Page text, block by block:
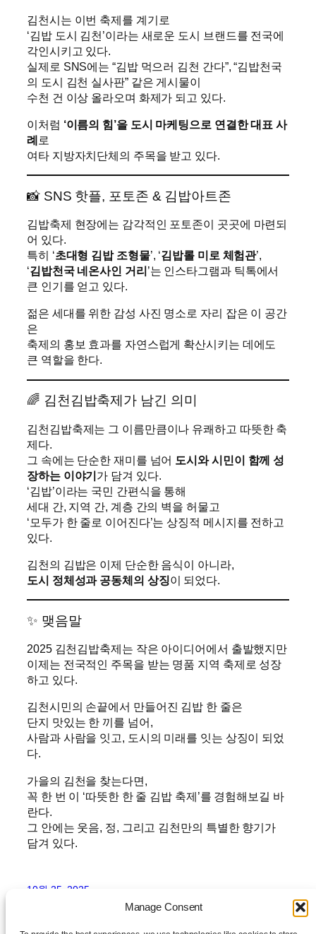
Manage Consent
김천시는 이번 축제를 계기로
‘김밥 도시 김천’이라는 새로운 도시 브랜드를 전국에
각인시키고 있다.
실제로 SNS에는 “김밥 먹으러 김천 간다”, “김밥천국
의 도시 김천 실사판” 같은 게시물이
수천 건 이상 올라오며 화제가 되고 있다.
이처럼 ‘이름의 힘’을 도시 마케팅으로 연결한 대표 사
례 로
여타 지방자치단체의 주목을 받고 있다.
📸 SNS 핫플, 포토존 & 김밥아트존
김밥축제 현장에는 감각적인 포토존이 곳곳에 마련되
어 있다.
특히 ‘초대형 김밥 조형물’, ‘김밥롤 미로 체험관’,
‘김밥천국 네온사인 거리’는 인스타그램과 틱톡에서
큰 인기를 얻고 있다.
젊은 세대를 위한 감성 사진 명소로 자리 잡은 이 공간
은
축제의 홍보 효과를 자연스럽게 확산시키는 데에도
큰 역할을 한다.
🌈 김천김밥축제가 남긴 의미
김천김밥축제는 그 이름만큼이나 유쾌하고 따뜻한 축
제다.
그 속에는 단순한 재미를 넘어 도시와 시민이 함께 성
장하는 이야기가 담겨 있다.
‘김밥’이라는 국민 간편식을 통해
세대 간, 지역 간, 계층 간의 벽을 허물고
‘모두가 한 줄로 이어진다’는 상징적 메시지를 전하고
있다.
김천의 김밥은 이제 단순한 음식이 아니라,
도시 정체성과 공동체의 상징이 되었다.
✨ 맺음말
2025 김천김밥축제는 작은 아이디어에서 출발했지만
이제는 전국적인 주목을 받는 명품 지역 축제로 성장
하고 있다.
김천시민의 손끝에서 만들어진 김밥 한 줄은
단지 맛있는 한 끼를 넘어,
사람과 사람을 잇고, 도시의 미래를 잇는 상징이 되었
다.
가을의 김천을 찾는다면,
꼭 한 번 이 ‘따뜻한 한 줄 김밥 축제’를 경험해보길 바
란다.
그 안에는 웃음, 정, 그리고 김천만의 특별한 향기가
담겨 있다.
10월 25, 2025